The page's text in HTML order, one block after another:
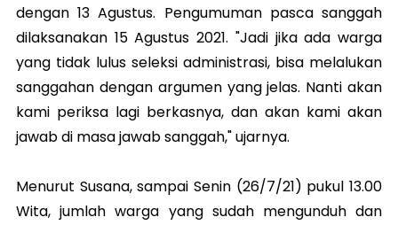
dengan 13 Agustus. Pengumuman pasca sanggah
dilaksanakan 15 Agustus 2021. "Jadi jika ada warga
yang tidak lulus seleksi administrasi, bisa melalukan
sanggahan dengan argumen yang jelas. Nanti akan
kami periksa lagi berkasnya, dan akan kami akan
jawab di masa jawab sanggah," ujarnya.
Menurut Susana, sampai Senin (26/7/21) pukul 13.00
Wita, jumlah warga yang sudah mengunduh dan